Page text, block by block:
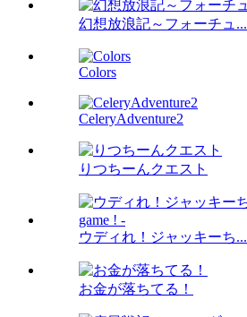
幻想放浪記～フォーチュ...
Colors
CeleryAdventure2
りつちーんクエスト
ウディれ！ジャッキーち...
お金が落ちてる！